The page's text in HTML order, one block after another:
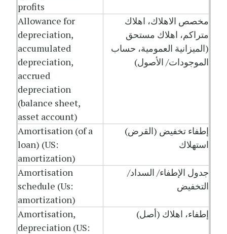
profits
مخصص الاهلاك، اهلاك
متراكم، اهلاك مستحق
(الميزانية العمومية، حساب
الموجودات/ الأصول)
Allowance for
depreciation,
accumulated
depreciation,
accrued
depreciation
(balance sheet,
asset account)
إطفاء تخفيض (القرض)
استهلاك
Amortisation (of a
loan) (US:
amortization)
جدول الإطفاء/ السداد/
التخفيض
Amortisation
schedule (Us:
amortization)
إطفاء، اهلاك (أصل)
Amortisation,
depreciation (US: